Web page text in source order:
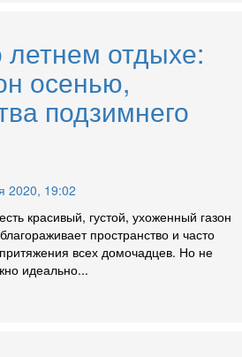
летнем отдыхе:
осенью,
подзимнего
2020, 19:02
красивый, густой, ухоженный газон
пространство и часто
всех домочадцев. Но не
идеально...